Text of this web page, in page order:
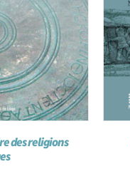
des religions